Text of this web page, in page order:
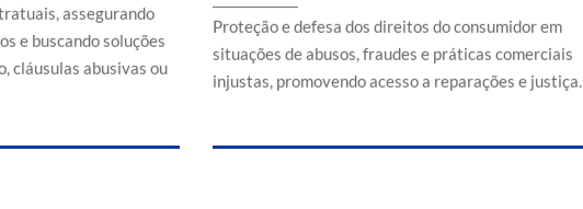
assegurando
e buscando soluções
cláusulas abusivas ou
em casos de
abusivas ou
Proteção e defesa dos direitos do consumidor em
situações de abusos, fraudes e práticas comerciais
injustas, promovendo acesso a reparações e justiça.
comerciais injustas, promovendo acesso a